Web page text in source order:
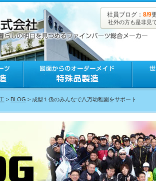
社員ブログ： 8/9
社外の方も是非見
> BLOG > 成型１係のみんなで八万幼稚園をサポート